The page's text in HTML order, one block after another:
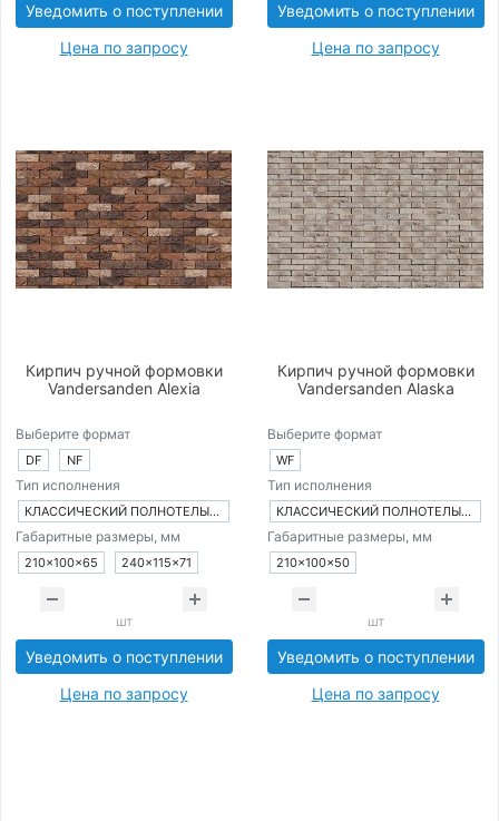
Уведомить о поступлении
Цена по запросу
Уведомить о поступлении
Цена по запросу
Кирпич ручной формовки
Vandersanden Alexia
Выберите формат
DF NF
Тип исполнения
КЛАССИЧЕСКИЙ ПОЛНОТЕЛЫЙ КИРПИЧ
Габаритные размеры, мм
210×100×65 240×115×71
шт
Уведомить о поступлении
Цена по запросу
Кирпич ручной формовки
Vandersanden Alaska
Выберите формат
WF
Тип исполнения
КЛАССИЧЕСКИЙ ПОЛНОТЕЛЫЙ КИРПИЧ
Габаритные размеры, мм
210×100×50
шт
Уведомить о поступлении
Цена по запросу